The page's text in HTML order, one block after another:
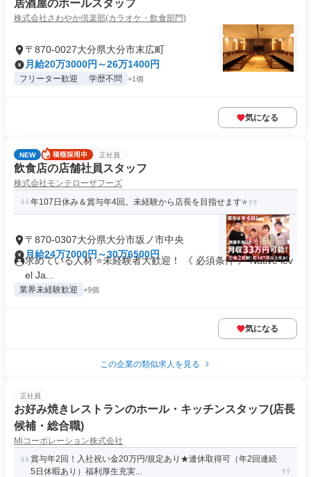
居酒屋のホールスタッフ
株式会社さわやか倶楽部(カラオケ・飲食部門)
〒870-0027大分県大分市末広町
月給20万3000円～26万1400円
フリーター歓迎 学歴不問 +1個
気になる
NEW 正社員
飲食店の店舗社員スタッフ
株式会社モンテローザフーズ
年107日休み＆賞与年4回。未経験から店長を目指せます⭐️
〒870-0307大分県大分市坂ノ市中央
月給24万7000円～30万6500円
求めている人材 ⭐未経験者大歓迎！ 《 必須条件 》 Native lev
el Ja...
業界未経験歓迎 +9個
気になる
この企業の類似求人を見る
正社員
お好み焼きレストランのホール・キッチンスタッフ(店長
候補・総合職)
Miコーポレーション株式会社
賞与年2回！入社祝い金20万円/規定あり★連休取得可（年2回連続
5日休暇あり）福利厚生充実...